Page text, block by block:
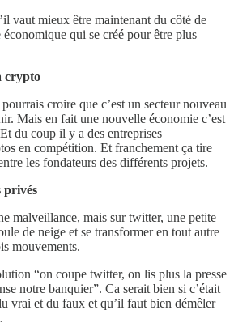
vaut mieux être maintenant du côté de
qui se créé pour être plus
crypto
croire que c’est un secteur nouveau
Mais en fait une nouvelle économie c’est
du coup il y a des entreprises
en compétition. Et franchement ça tire
les fondateurs des différents projets.
privés
malveillance, mais sur twitter, une petite
de neige et se transformer en tout autre
mouvements.
“on coupe twitter, on lis plus la presse
notre banquier”. Ca serait bien si c’était
vrai et du faux et qu’il faut bien démêler